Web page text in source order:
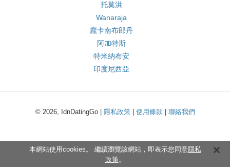
托莫洪
Wanaraja
龐卡南布郎丹
阿加特斯
特米納布安
印度尼西亞
© 2026, IdnDatingGo | 隱私政策| 使用條款 聯絡我們
本網站使用cookies。 繼續瀏覽該網站，即表示您同意隱私
政策。